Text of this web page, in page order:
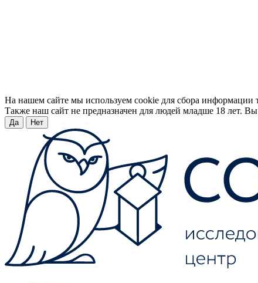
На нашем сайте мы используем cookie для сбора информации
Также наш сайт не предназначен для людей младше 18 лет. Вы
Да Нет